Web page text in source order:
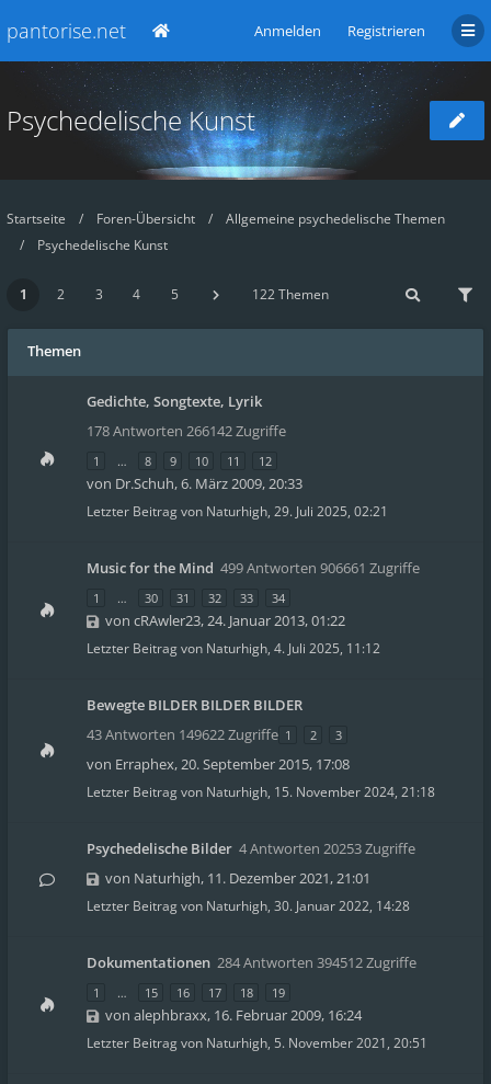
pantorise.net Anmelden Registrieren
Psychedelische Kunst
Startseite Foren-Übersicht
Allgemeine psychedelische Themen
Psychedelische Kunst
1 2 3 4 5 122 Themen
Themen
Gedichte, Songtexte, Lyrik
178 Antworten 266142 Zugriffe
1 … 8 9 10 11 12
von Dr.Schuh,6. März 2009, 20:33
Letzter Beitrag von Naturhigh, 29. Juli 2025, 02:21
Music for the Mind 499 Antworten 906661 Zugriffe
1 … 30 31 32 33 34
von cRAwler23,24. Januar 2013, 01:22
Letzter Beitrag von Naturhigh, 4. Juli 2025, 11:12
Bewegte BILDER BILDER BILDER
43 Antworten 149622 Zugriffe 1 2 3
von Erraphex,20. September 2015, 17:08
Letzter Beitrag von Naturhigh, 15. November 2024, 21:18
Psychedelische Bilder 4 Antworten 20253 Zugriffe
von Naturhigh, 11. Dezember 2021, 21:01
Letzter Beitrag von Naturhigh, 30. Januar 2022, 14:28
Dokumentationen 284 Antworten 394512 Zugriffe
1 … 15 16 17 18 19
von alephbraxx, 16. Februar 2009, 16:24
Letzter Beitrag von Naturhigh, 5. November 2021, 20:51